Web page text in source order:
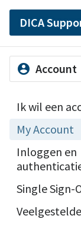
DICA
account_circle Account
Ik wil een
My Account
Inloggen en
Single Sign-